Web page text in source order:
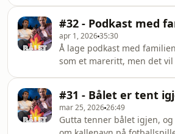
NRK. Hosted on Acast. See
acast.com/privacy for more
information.
on Acast. See acast.com/
more information.
#32 - Podkast med
apr 1, 202635:30
Å lage podkast med
som et mareritt, men det vil
Ellefsen ikke liker
Marco har funnet ut hvordan
Norgespris som grep kan
#31 - Bålet er tent
mar 25, 202626:49
Gutta tenner bålet igjen, og